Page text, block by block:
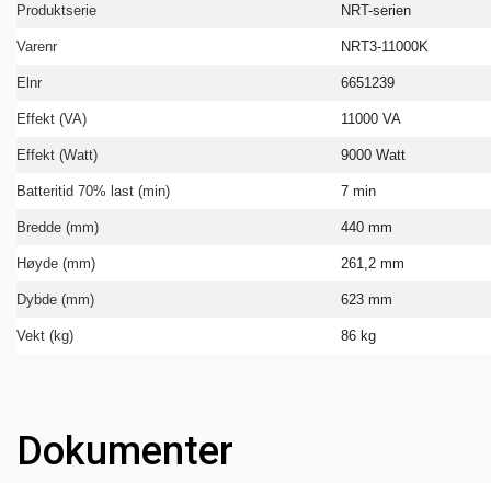
Produktserie NRT-serien
Varenr NRT3-11000K
Elnr 6651239
Effekt (VA) 11000 VA
Effekt (Watt) 9000 Watt
Batteritid 70% last (min) 7 min
Bredde (mm) 440 mm
Høyde (mm) 261,2 mm
Dybde (mm) 623 mm
Vekt (kg) 86 kg
Dokumenter